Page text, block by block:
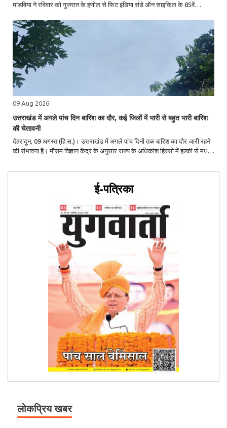
मांडविया ने रविवार को गुजरात के हणोल से फिट इंडिया संडे ऑन साइकिल के 85वें
(एनएसएस) से ..
09 Aug 2026
उत्तराखंड में अगले पांच दिन बारिश का दौर, कई जिलों में भारी से बहुत भारी बारिश
की चेतावनी
देहरादून, 09 अगस्त (हि.स.)। उत्तराखंड में अगले पांच दिनों तक बारिश का दौर जारी रहने
की संभावना है। मौसम विज्ञान केंद्र के अनुसार राज्य के अधिकांश हिस्सों में हल्की से मध्यम
ई-पत्रिका
लोकप्रिय खबर